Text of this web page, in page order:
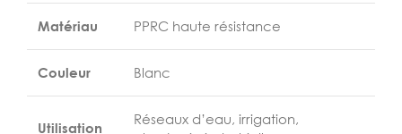
Matériau PPRC haute résistance
Couleur Blanc
Utilisation
Réseaux d’eau, irrigation,